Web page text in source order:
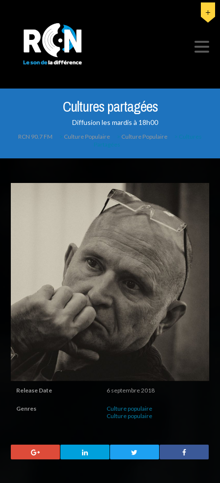
Cultures partagées
Diffusion les mardis à 18h00
RCN 90.7 FM Culture Populaire Culture Populaire
Cultures
Partagées
Release Date 6 septembre 2018
Genres
Culture populaire
Culture populaire